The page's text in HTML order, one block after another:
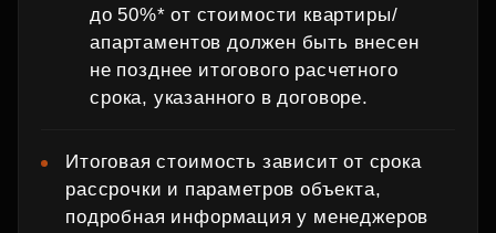
до 50%* от стоимости квартиры/
апартаментов должен быть внесен
не позднее итогового расчетного
срока, указанного в договоре.
Итоговая стоимость зависит от срока
рассрочки и параметров объекта,
подробная информация у менеджеров